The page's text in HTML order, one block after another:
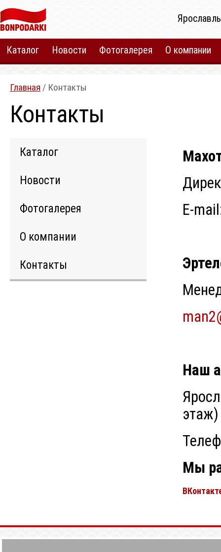
Каталог Новости Фотогалерея О компании
Главная / Контакты
Контакты
Каталог
Новости
Фотогалерея
О компании
Контакты
E-
Наш
этаж)
Мы